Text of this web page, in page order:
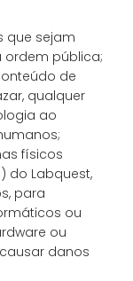
que sejam
ordem pública;
de
qualquer
ao
físicos
do Labquest,
para
ou
ou
danos